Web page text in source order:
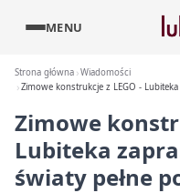
MENU
Strona główna Wiadomości
Zimowe konstrukcje z LEGO -
Zimowe
Lubiteka
światy pełne